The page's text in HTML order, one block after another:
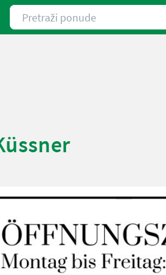
Pretraži ponude